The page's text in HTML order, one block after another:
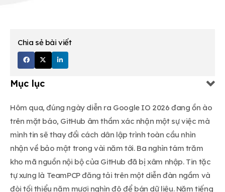
Chia sẻ bài viết
Mục lục
Hôm qua, đúng ngày diễn ra Google IO 2026 đang ồn ào
trên mặt báo, GitHub âm thầm xác nhận một sự việc mà
mình tin sẽ thay đổi cách dân lập trình toàn cầu nhìn
nhận về bảo mật trong vài năm tới. Ba nghìn tám trăm
kho mã nguồn nội bộ của GitHub đã bị xâm nhập. Tin tặc
tự xưng là TeamPCP đăng tải trên một diễn đàn ngầm và
đòi tối thiểu năm mươi nghìn đô để bán dữ liệu. Năm tiếng